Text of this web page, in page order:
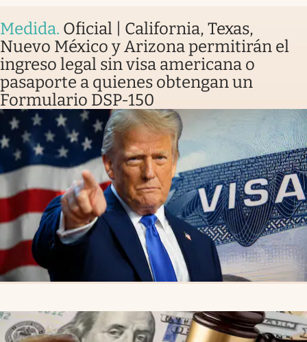
Medida. Oficial | California, Texas,
Nuevo México y Arizona permitirán el
ingreso legal sin visa americana o
pasaporte a quienes obtengan un
Formulario DSP-150